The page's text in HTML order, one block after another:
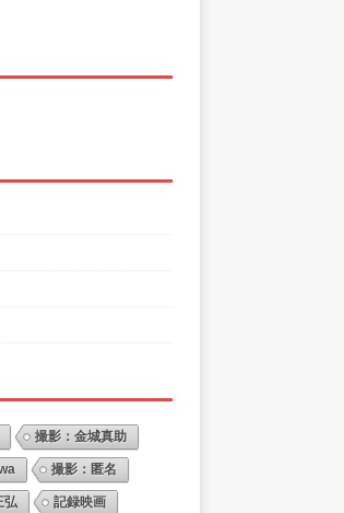
撮影：金城真助
撮影：匿名
弘 記録映画